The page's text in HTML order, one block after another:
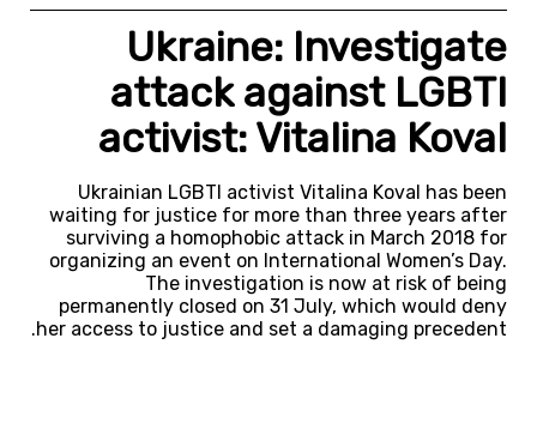
Ukraine: Investigate
attack against LGBTI
activist: Vitalina Koval
Ukrainian LGBTI activist Vitalina Koval has been
waiting for justice for more than three years after
surviving a homophobic attack in March 2018 for
organizing an event on International Women’s Day.
The investigation is now at risk of being
permanently closed on 31 July, which would deny
her access to justice and set a damaging precedent.